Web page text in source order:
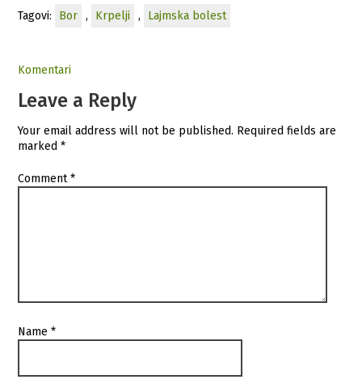
Tagovi: Bor , Krpelji , Lajmska bolest
Komentari
Leave a Reply
Your email address will not be published. Required fields are
marked*
Comment*
Name*